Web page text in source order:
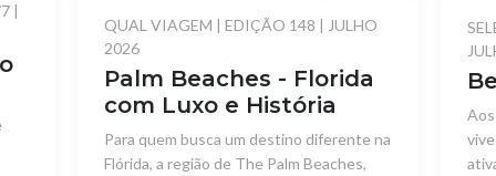
|
QUAL VIAGEM | EDIÇÃO 148 | JULHO
2026
Palm Beaches - Florida
com Luxo e História
Para quem busca um destino diferente na
Flórida, a região de The Palm Beaches,
Aos